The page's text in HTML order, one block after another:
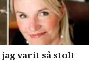
varit så stolt